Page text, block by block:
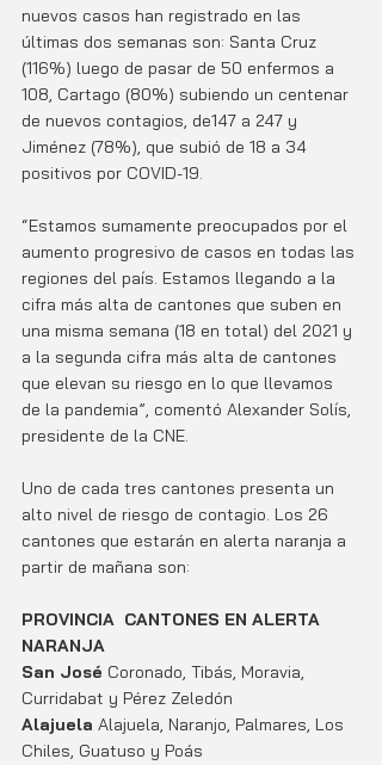
nuevos casos han registrado en las
últimas dos semanas son: Santa Cruz
(116%) luego de pasar de 50 enfermos a
108, Cartago (80%) subiendo un centenar
de nuevos contagios, de147 a 247 y
Jiménez (78%), que subió de 18 a 34
positivos por COVID-19.
“Estamos sumamente preocupados por el
aumento progresivo de casos en todas las
regiones del país. Estamos llegando a la
cifra más alta de cantones que suben en
una misma semana (18 en total) del 2021 y
a la segunda cifra más alta de cantones
que elevan su riesgo en lo que llevamos
de la pandemia”, comentó Alexander Solís,
presidente de la CNE.
Uno de cada tres cantones presenta un
alto nivel de riesgo de contagio. Los 26
cantones que estarán en alerta naranja a
partir de mañana son:
PROVINCIA CANTONES EN ALERTA
NARANJA
San José Coronado, Tibás, Moravia,
Curridabat y Pérez Zeledón
Alajuela Alajuela, Naranjo, Palmares, Los
Chiles, Guatuso y Poás